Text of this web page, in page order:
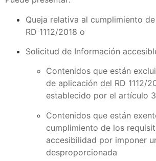
Queja relativa al cumplimiento
RD 1112/2018 o
Solicitud de Información
Contenidos que están
de aplicación del RD 1112/
establecido por el artículo
Contenidos que están
cumplimiento de los
accesibilidad por imponer
desproporcionada